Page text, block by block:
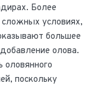
Более
условиях,
большее
олова.
оловянного
поскольку